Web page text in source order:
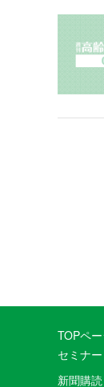
TOPペ
セミナ
新聞購読